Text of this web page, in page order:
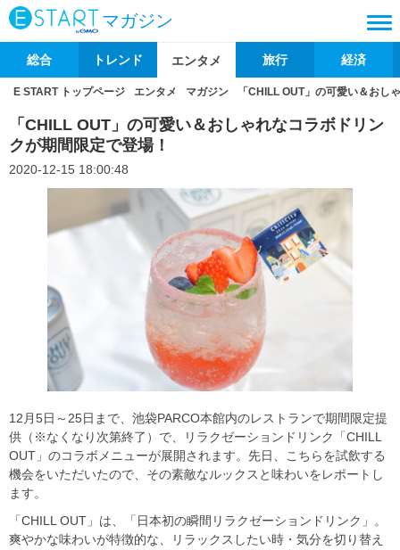
マガジン
総合 トレンド エンタメ 旅行 経済
E START トップページ エンタメ マガジン 「CHILL OUT」の可愛い＆おし
「CHILL OUT」の可愛い＆おしゃれなコラボドリン
クが期間限定で登場！
2020-12-15 18:00:48
12月5日～25日まで、池袋PARCO本館内のレストランで期間限定提
供（※なくなり次第終了）で、リラクゼーションドリンク「CHILL
OUT」のコラボメニューが展開されます。先日、こちらを試飲する
機会をいただいたので、その素敵なルックスと味わいをレポートし
ます。
「CHILL OUT」は、「日本初の瞬間リラクゼーションドリンク」。
爽やかな味わいが特徴的な、リラックスしたい時・気分を切り替え